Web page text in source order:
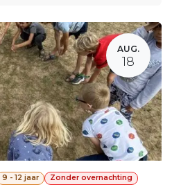
AUG.
18
9 - 12 jaar Zonder overnachting